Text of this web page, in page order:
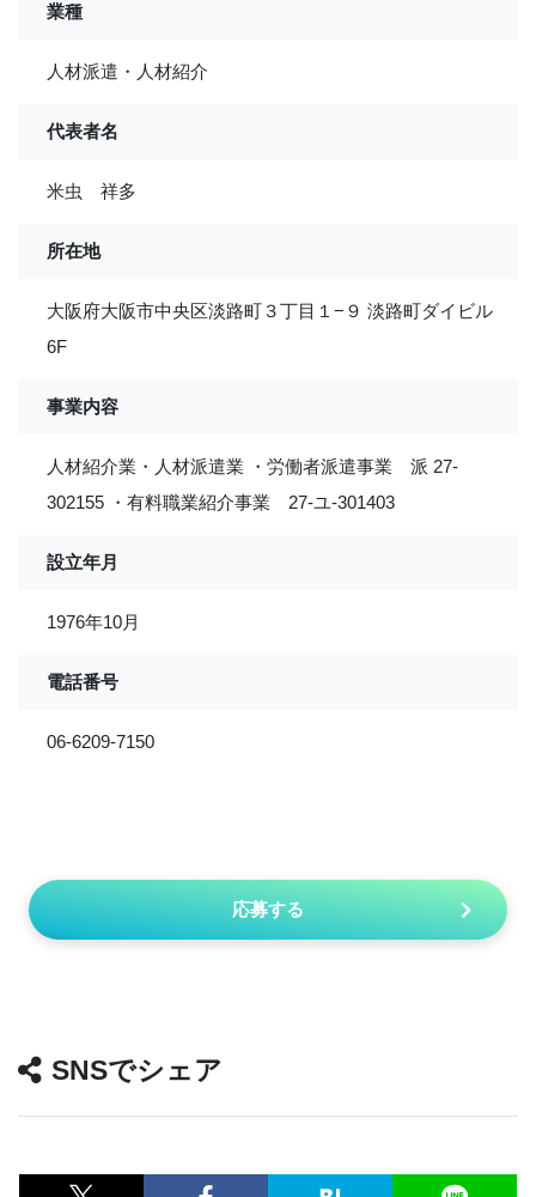
業種
人材派遣・人材紹介
代表者名
米虫 祥多
所在地
大阪府大阪市中央区淡路町３丁目１−９ 淡路町ダイビル
6F
事業内容
人材紹介業・人材派遣業 ・労働者派遣事業 派 27-
302155 ・有料職業紹介事業 27-ユ-301403
設立年月
1976年10月
電話番号
06-6209-7150
応募する
SNSでシェア